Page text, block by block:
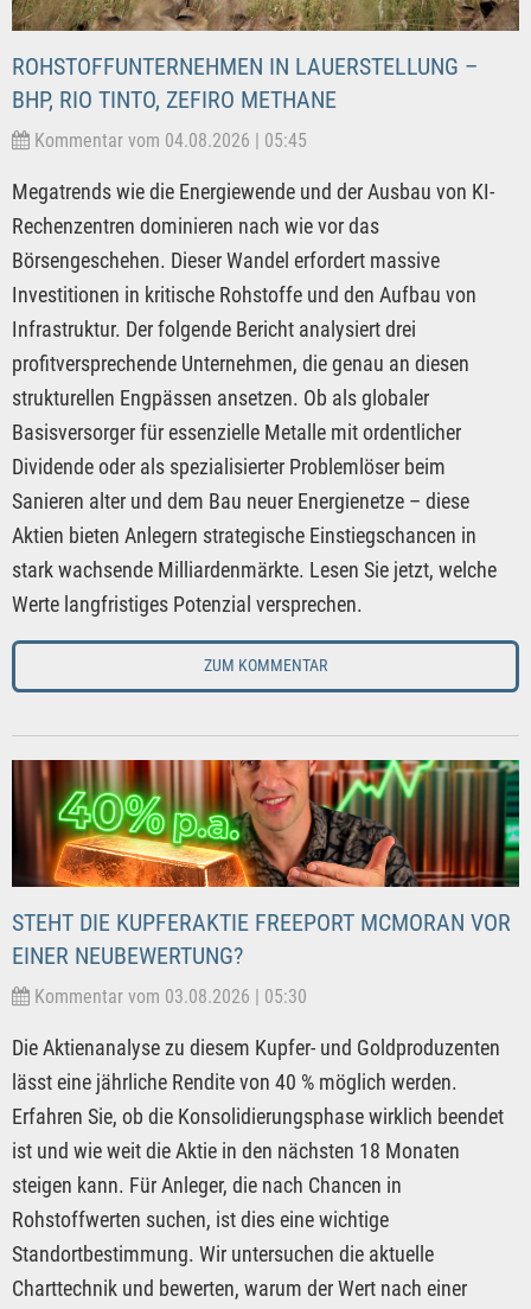
ROHSTOFFUNTERNEHMEN IN LAUERSTELLUNG –
BHP, RIO TINTO, ZEFIRO METHANE
Kommentar vom 04.08.2026 | 05:45
Megatrends wie die Energiewende und der Ausbau von KI-
Rechenzentren dominieren nach wie vor das
Börsengeschehen. Dieser Wandel erfordert massive
Investitionen in kritische Rohstoffe und den Aufbau von
Infrastruktur. Der folgende Bericht analysiert drei
profitversprechende Unternehmen, die genau an diesen
strukturellen Engpässen ansetzen. Ob als globaler
Basisversorger für essenzielle Metalle mit ordentlicher
Dividende oder als spezialisierter Problemlöser beim
Sanieren alter und dem Bau neuer Energienetze – diese
Aktien bieten Anlegern strategische Einstiegschancen in
stark wachsende Milliardenmärkte. Lesen Sie jetzt, welche
Werte langfristiges Potenzial versprechen.
ZUM KOMMENTAR
STEHT DIE KUPFERAKTIE FREEPORT MCMORAN VOR
EINER NEUBEWERTUNG?
Kommentar vom 03.08.2026 | 05:30
Die Aktienanalyse zu diesem Kupfer- und Goldproduzenten
lässt eine jährliche Rendite von 40 % möglich werden.
Erfahren Sie, ob die Konsolidierungsphase wirklich beendet
ist und wie weit die Aktie in den nächsten 18 Monaten
steigen kann. Für Anleger, die nach Chancen in
Rohstoffwerten suchen, ist dies eine wichtige
Standortbestimmung. Wir untersuchen die aktuelle
Charttechnik und bewerten, warum der Wert nach einer